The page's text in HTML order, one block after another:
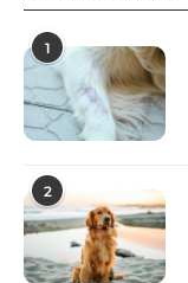
1
2